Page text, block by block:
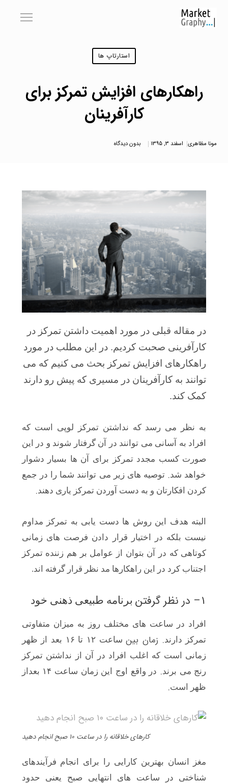
استارتاپ ها
راهکارهای افزایش تمرکز برای
کارآفرینان
مونا مظاهری اسفند 3, 1395 بدون دیدگاه
در مقاله قبلی در مورد اهمیت داشتن تمرکز در
کارآفرینی صحبت کردیم. در این مطلب در مورد
راهکارهای افزایش تمرکز بحث می کنیم که می
توانند به کارآفرینان در مسیری که پیش رو دارند
کمک کند.
به نظر می رسد که نداشتن تمرکز لوپی است که
افراد به آسانی می توانند در آن گرفتار شوند و در این
صورت کسب مجدد تمرکز برای آن ها بسیار دشوار
خواهد شد. توصیه های زیر می توانند شما را در جمع
کردن افکارتان و به دست آوردن تمرکز یاری دهند.
البته هدف این روش ها دست یابی به تمرکز مداوم
نیست بلکه در اختیار قرار دادن فرصت های زمانی
کوتاهی که در آن بتوان از عوامل بر هم زننده تمرکز
اجتناب کرد در این راهکارها مد نظر قرار گرفته اند.
۱ – در نظر گرفتنبرنامه طبیعی ذهنی خود
افراد در ساعت های مختلف روز به میزان متفاوتی
تمرکز دارند. زمان بین
ساعت ۱۲ تا ۱۶ بعد از ظهر
زمانی است که اغلب افراد در آن از نداشتن تمرکز
رنج می برند.
در واقع اوج این زمان ساعت ۱۴ بعداز
ظهر است.
کارهای خلاقانه را در ساعت ۱۰ صبح انجام دهید
مغز انسان بهترین کارایی را برای انجام فرآیندهای
شناختی در ساعت های انتهایی صبح یعنی حدود